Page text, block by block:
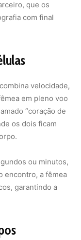
que os
com final
velocidade,
em pleno voo
“coração de
os dois ficam
ou minutos,
encontro, a fêmea
garantindo a